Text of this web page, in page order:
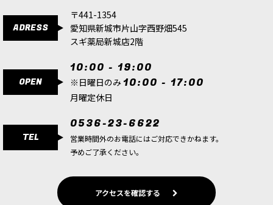
ADRESS
〒441-1354
愛知県新城市片山字西野畑545
スギ薬局新城店2階
OPEN
10:00 - 19:00
※日曜日のみ 10:00 - 17:00
月曜定休日
TEL
0536-23-6622
営業時間外のお電話にはご対応できかねます。
予めご了承ください。
アクセスを確認する